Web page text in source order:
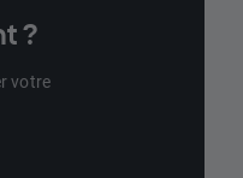
?
votre